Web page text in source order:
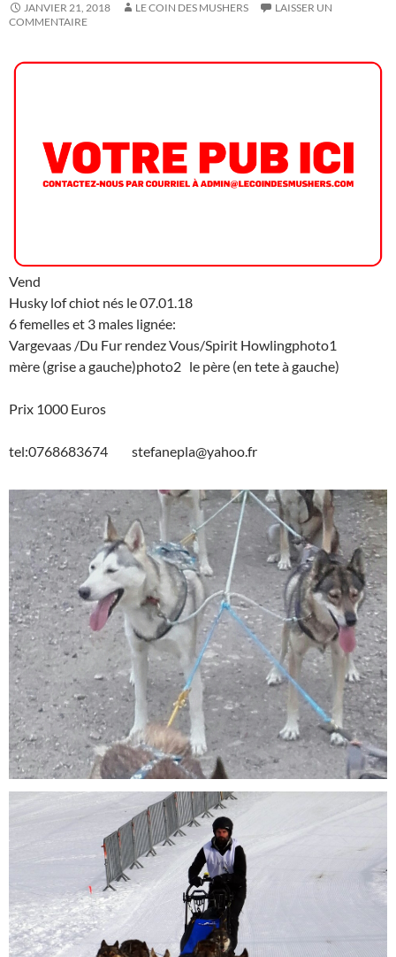
JANVIER 21, 2018 LE COIN DES MUSHERS
LAISSER UN
COMMENTAIRE
Vend
Husky lof chiot nés le 07.01.18
6 femelles et 3 males lignée:
Vargevaas /Du Fur rendez Vous/Spirit Howlingphoto1
mère (grise a gauche)photo2 le père (en tete à gauche)
Prix 1000 Euros
tel:0768683674 stefanepla@yahoo.fr